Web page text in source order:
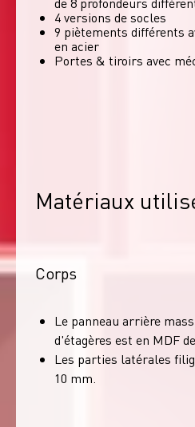
4 versions de socles
9 piètements différents
en acier
Portes & tiroirs avec
Matériaux
Corps
Le panneau arrière
d'étagères est en MDF
Les parties latérales
10 mm.